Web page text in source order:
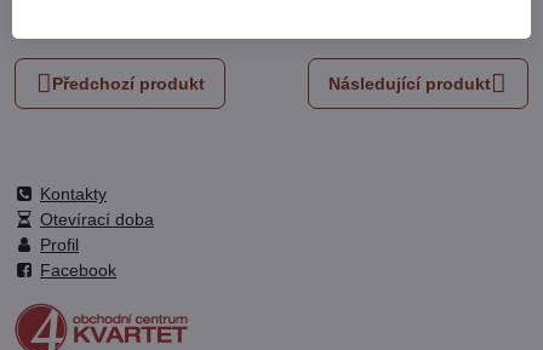
mail
Předchozí produkt Následující produkt
Kontakty
Otevírací doba
Profil
Facebook